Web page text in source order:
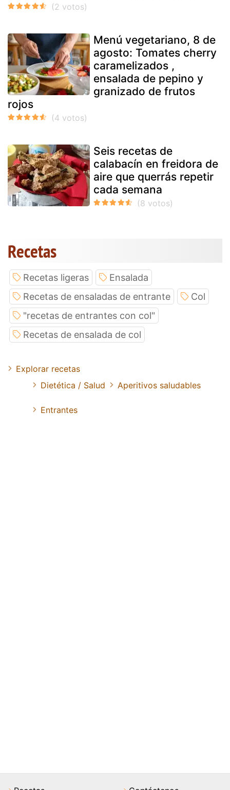
Menú vegetariano, 8 de
agosto: Tomates cherry
caramelizados ,
ensalada de pepino y
granizado de frutos
rojos
Seis recetas de
calabacín en freidora de
aire que querrás repetir
cada semana
Recetas
Recetas ligeras
Ensalada
Recetas de ensaladas de entrante
Col
"recetas de entrantes con col"
Recetas de ensalada de col
Explorar recetas
Dietética / Salud
Aperitivos saludables
Entrantes